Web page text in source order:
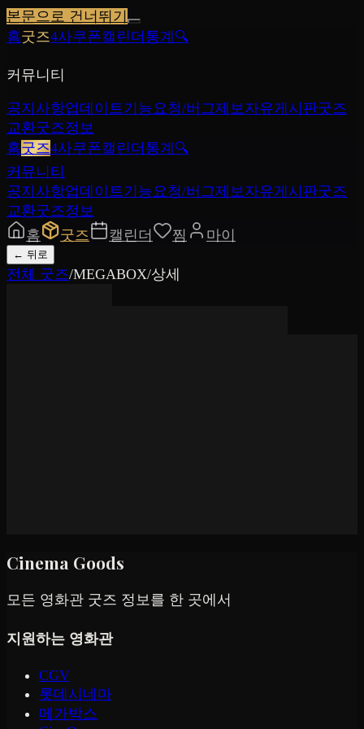
본문으로 건너뛰기
홈굿즈4사쿠폰캘린더 통계 🔍
커뮤니티
공지사항업데이트기능요청/버그제보자유게시판굿즈
교환굿즈정보
홈굿즈4사쿠폰캘린더 통계 🔍
커뮤니티
공지사항업데이트기능요청/버그제보자유게시판굿즈
교환굿즈정보
홈
굿즈 캘린더 찜 마이
← 뒤로
전체 굿즈/MEGABOX/상세
Cinema Goods
모든 영화관 굿즈 정보를 한 곳에서
지원하는 영화관
CGV
롯데시네마
메가박스